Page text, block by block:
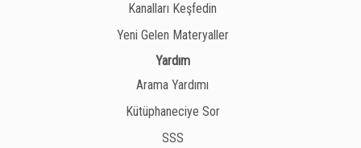
Kanalları Keşfedin
Yeni Gelen Materyaller
Yardım
Arama Yardımı
Kütüphaneciye Sor
SSS